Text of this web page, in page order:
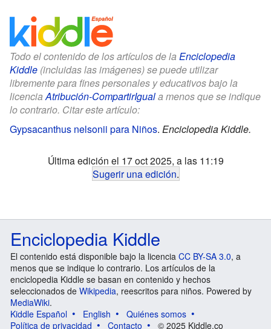
Todo el contenido de los artículos de la Enciclopedia
Kiddle (incluidas las imágenes) se puede utilizar
libremente para fines personales y educativos bajo la
licenciaAtribución-CompartirIguala menos que se indique
lo contrario. Citar este artículo:
Gypsacanthus nelsonii para Niños. Enciclopedia Kiddle.
Última edición el 17 oct 2025, a las 11:19
Sugerir una edición.
Enciclopedia Kiddle
El contenido está disponible bajo la licencia CC BY-SA 3.0, a
menos que se indique lo contrario. Los artículos de la
enciclopedia Kiddle se basan en contenido y hechos
seleccionados de Wikipedia, reescritos para niños. Powered by
MediaWiki.
Kiddle Español
English
Quiénes somos
Política de privacidad
Contacto © 2025 Kiddle.co